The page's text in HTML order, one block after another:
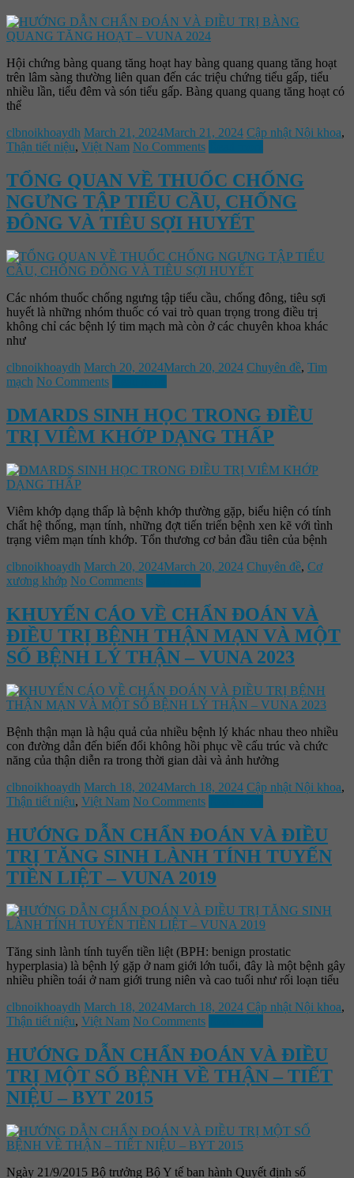
Hội chứng bàng quang tăng hoạt hay bàng quang quang tăng hoạt
trên lâm sàng thường liên quan đến các triệu chứng tiểu gấp, tiểu
nhiều lần, tiểu đêm và són tiểu gấp. Bàng quang quang tăng hoạt có
thể
clbnoikhoaydh March 21, 2024March 21, 2024 Cập nhật Nội khoa,
Thận tiết niệu, Việt Nam No Comments
TỔNG QUAN VỀ THUỐC CHỐNG
NGƯNG TẬP TIỂU CẦU, CHỐNG
ĐÔNG VÀ TIÊU SỢI HUYẾT
Các nhóm thuốc chống ngưng tập tiểu cầu, chống đông, tiêu sợi
huyết là những nhóm thuốc có vai trò quan trọng trong điều trị
không chỉ các bệnh lý tim mạch mà còn ở các chuyên khoa khác
như
clbnoikhoaydh March 20, 2024March 20, 2024 Chuyên đề, Tim
mạch No Comments
DMARDS SINH HỌC TRONG ĐIỀU
TRỊ VIÊM KHỚP DẠNG THẤP
Viêm khớp dạng thấp là bệnh khớp thường gặp, biểu hiện có tính
chất hệ thống, mạn tính, những đợt tiến triển bệnh xen kẽ với tình
trạng viêm mạn tính khớp. Tổn thương cơ bản đầu tiên của bệnh
clbnoikhoaydh March 20, 2024March 20, 2024 Chuyên đề, Cơ
xương khớp No Comments
KHUYẾN CÁO VỀ CHẨN ĐOÁN VÀ
ĐIỀU TRỊ BỆNH THẬN MẠN VÀ MỘT
SỐ BỆNH LÝ THẬN – VUNA 2023
Bệnh thận mạn là hậu quả của nhiều bệnh lý khác nhau theo nhiều
con đường dẫn đến biến đổi không hồi phục về cấu trúc và chức
năng của thận diễn ra trong thời gian dài và ảnh hưởng
clbnoikhoaydh March 18, 2024March 18, 2024 Cập nhật Nội khoa,
Thận tiết niệu, Việt Nam No Comments
HƯỚNG DẪN CHẨN ĐOÁN VÀ ĐIỀU
TRỊ TĂNG SINH LÀNH TÍNH TUYẾN
TIỀN LIỆT – VUNA 2019
Tăng sinh lành tính tuyến tiền liệt (BPH: benign prostatic
hyperplasia) là bệnh lý gặp ở nam giới lớn tuổi, đây là một bệnh gây
nhiều phiền toái ở nam giới trung niên và cao tuổi như rối loạn tiểu
clbnoikhoaydh March 18, 2024March 18, 2024 Cập nhật Nội khoa,
Thận tiết niệu, Việt Nam No Comments
HƯỚNG DẪN CHẨN ĐOÁN VÀ ĐIỀU
TRỊ MỘT SỐ BỆNH VỀ THẬN – TIẾT
NIỆU – BYT 2015
Ngày 21/9/2015 Bộ trưởng Bộ Y tế ban hành Quyết định số